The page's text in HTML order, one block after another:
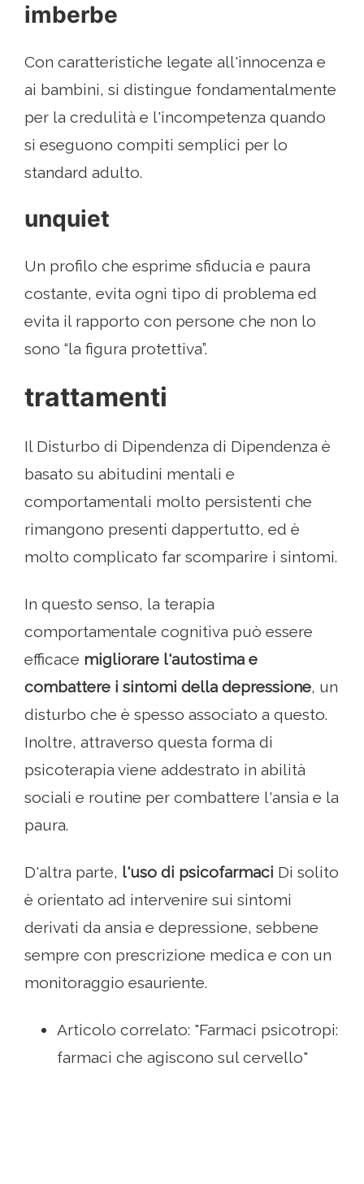
imberbe
Con caratteristiche legate all'innocenza e
ai bambini, si distingue fondamentalmente
per la credulità e l'incompetenza quando
si eseguono compiti semplici per lo
standard adulto.
unquiet
Un profilo che esprime sfiducia e paura
costante, evita ogni tipo di problema ed
evita il rapporto con persone che non lo
sono “la figura protettiva”.
trattamenti
Il Disturbo di Dipendenza di Dipendenza è
basato su abitudini mentali e
comportamentali molto persistenti che
rimangono presenti dappertutto, ed è
molto complicato far scomparire i sintomi.
In questo senso, la terapia
comportamentale cognitiva può essere
efficace migliorare l'autostima e
combattere i sintomi della depressione, un
disturbo che è spesso associato a questo.
Inoltre, attraverso questa forma di
psicoterapia viene addestrato in abilità
sociali e routine per combattere l'ansia e la
paura.
D'altra parte, l'uso di psicofarmaci Di solito
è orientato ad intervenire sui sintomi
derivati ​​da ansia e depressione, sebbene
sempre con prescrizione medica e con un
monitoraggio esauriente.
Articolo correlato: "Farmaci psicotropi:
farmaci che agiscono sul cervello"